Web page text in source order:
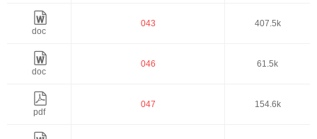
doc
043 407.5k
doc
046 61.5k
pdf
047 154.6k